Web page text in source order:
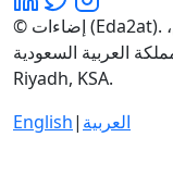
© إضاءات (Eda2at). ض.ق 310303810700003 • الرياض،
Riyadh, KSA.
English| العربية